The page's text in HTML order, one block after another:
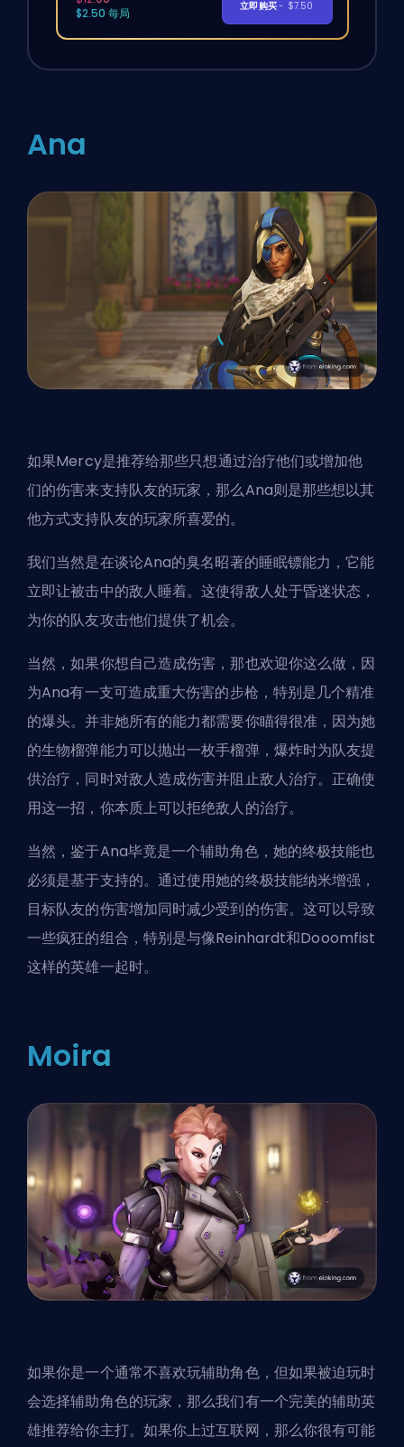
$2.50 每局
立即购买- $7.50
Ana
如果Mercy是推荐给那些只想通过治疗他们或增加他
们的伤害来支持队友的玩家，那么Ana则是那些想以其
他方式支持队友的玩家所喜爱的。
我们当然是在谈论Ana的臭名昭著的睡眠镖能力，它能
立即让被击中的敌人睡着。这使得敌人处于昏迷状态，
为你的队友攻击他们提供了机会。
当然，如果你想自己造成伤害，那也欢迎你这么做，因
为Ana有一支可造成重大伤害的步枪，特别是几个精准
的爆头。并非她所有的能力都需要你瞄得很准，因为她
的生物榴弹能力可以抛出一枚手榴弹，爆炸时为队友提
供治疗，同时对敌人造成伤害并阻止敌人治疗。正确使
用这一招，你本质上可以拒绝敌人的治疗。
当然，鉴于Ana毕竟是一个辅助角色，她的终极技能也
必须是基于支持的。通过使用她的终极技能纳米增强，
目标队友的伤害增加同时减少受到的伤害。这可以导致
一些疯狂的组合，特别是与像Reinhardt和Dooomfist
这样的英雄一起时。
Moira
如果你是一个通常不喜欢玩辅助角色，但如果被迫玩时
会选择辅助角色的玩家，那么我们有一个完美的辅助英
雄推荐给你主打。如果你上过互联网，那么你很有可能